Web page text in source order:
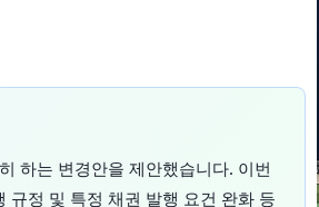
하는 변경안을 제안했습니다. 이번
규정 및 특정 채권 발행 요건 완화 등